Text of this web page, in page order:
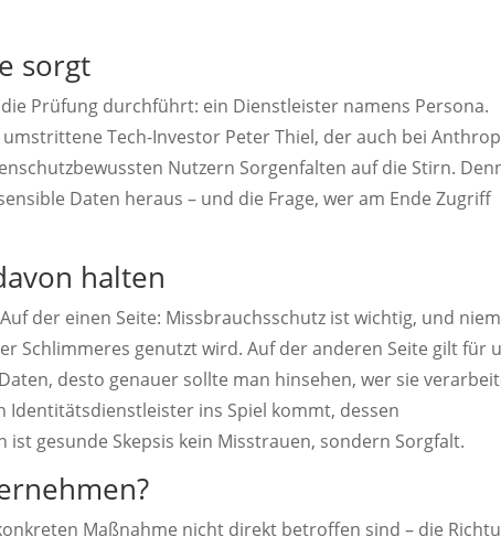
sorgt
Prüfung durchführt: ein Dienstleister namens Persona.
Tech-Investor Peter Thiel, der auch bei
Nutzern Sorgenfalten auf die Stirn.
Daten heraus – und die Frage, wer am Ende Zugriff
halten
der einen Seite: Missbrauchsschutz ist wichtig, und
Schlimmeres genutzt wird. Auf der anderen Seite gilt für
desto genauer sollte man hinsehen, wer sie
Identitätsdienstleister ins Spiel kommt, dessen
gesunde Skepsis kein Misstrauen, sondern Sorgfalt.
Maßnahme nicht direkt betroffen sind – die